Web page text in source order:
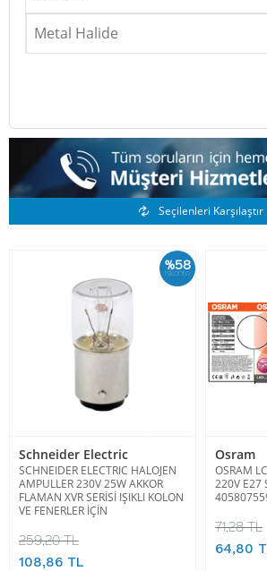
Metal Halide
Benzer Ürünler
Seçilenleri Karşılaştır
%58
İskonto
Schneider Electric
SCHNEIDER ELECTRIC HALOJEN
AMPULLER 230V 25W AKKOR
FLAMAN XVR SERİSİ IŞIKLI KOLON
VE FENERLER İÇİN
259,20 TL
108,86 TL
Osram
OSRAM
220V E27
71,28 TL
64,80